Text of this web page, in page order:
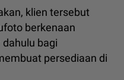
klien tersebut
berkenaan
bagi
persediaan di